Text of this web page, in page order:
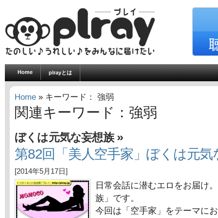
Home plrayとは
Home » キーワード： 強弱
関連キーワード：強弱
ぼくは元気な妄想族»
第82回「美人空手家」ぼくは元気
[2014年5月17日]
日常会話に潜むエロをお届け
族」です。
今回は「空手家」をテーマに